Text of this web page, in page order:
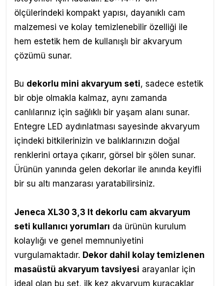
ölçülerindeki kompakt yapısı, dayanıklı cam
malzemesi ve kolay temizlenebilir özelliği ile
hem estetik hem de kullanışlı bir akvaryum
çözümü sunar.
Bu dekorlu mini akvaryum seti, sadece estetik
bir obje olmakla kalmaz, aynı zamanda
canlılarınız için sağlıklı bir yaşam alanı sunar.
Entegre LED aydınlatması sayesinde akvaryum
içindeki bitkilerinizin ve balıklarınızın doğal
renklerini ortaya çıkarır, görsel bir şölen sunar.
Ürünün yanında gelen dekorlar ile anında keyifli
bir su altı manzarası yaratabilirsiniz.
Jeneca XL30 3,3 lt dekorlu cam akvaryum
seti kullanıcı yorumları da ürünün kurulum
kolaylığı ve genel memnuniyetini
vurgulamaktadır. Dekor dahil kolay temizlenen
masaüstü akvaryum tavsiyesi arayanlar için
ideal olan bu set, ilk kez akvaryum kuracaklar